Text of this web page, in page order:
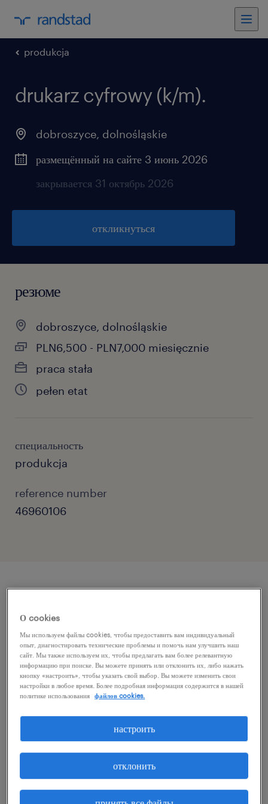
produkcja
drukarz cyfrowy (k/m).
dobroszyce, dolnośląskie
размещённый на сайте 3 июнь 2026
закрывается 31 октябрь 2026
откликнуться
резюме
dobroszyce, dolnośląskie
PLN6,500 - PLN7,000 miesięcznie
praca stała
pełen etat
специальность
produkcja
reference number
46960106
Szukasz stabilnej pracy w firmie, która doceni
Twoje zaangażowanie? Masz doświadczenie z
programem CorelDRAW i chcesz rozwijać się
w druku cyfrowym? Dla naszego Klienta z
międzynarodowym działa już od ponad 50
lat, szukamy dynamicznych i dokładnych
osób na stanowisko Drukarza Cyfrowego!
Niezależnie od tego, czy masz już bogate
О cookies
Мы используем файлы cookies, чтобы предоставить вам индивидуальный
опыт, диагностировать технические проблемы и помочь нам улучшить наш
сайт. Мы также используем их, чтобы предлагать вам более релевантную
информацию при поиске. Вы можете принять или отклонить их, либо нажать
кнопку «настроить», чтобы указать свой выбор. Вы можете изменить свои
настройки в любое время. Более подробная информация содержится в нашей
политике использования
файлов cookies.
отклонить
настроить